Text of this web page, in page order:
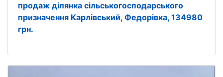
продаж ділянка сільськогосподарського
призначення Карлівський, Федорівка, 134980
грн.